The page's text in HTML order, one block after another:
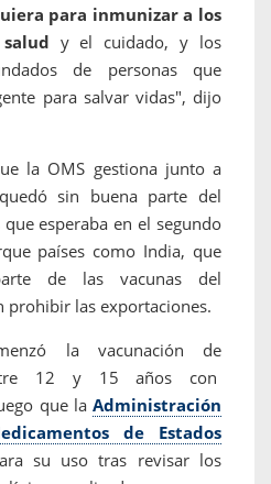
para inmunizar a los
y el cuidado, y los
de personas que
para salvar vidas", dijo
la OMS gestiona junto a
sin buena parte del
esperaba en el segundo
países como India, que
de las vacunas del
prohibir las exportaciones.
la vacunación de
12 y 15 años con
que laAdministración
de Estados
su uso tras revisar los